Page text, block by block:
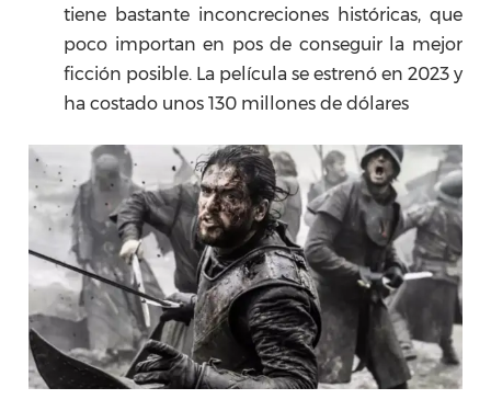
tiene bastante inconcreciones históricas, que
poco importan en pos de conseguir la mejor
ficción posible. La película se estrenó en 2023 y
ha costado unos 130 millones de dólares